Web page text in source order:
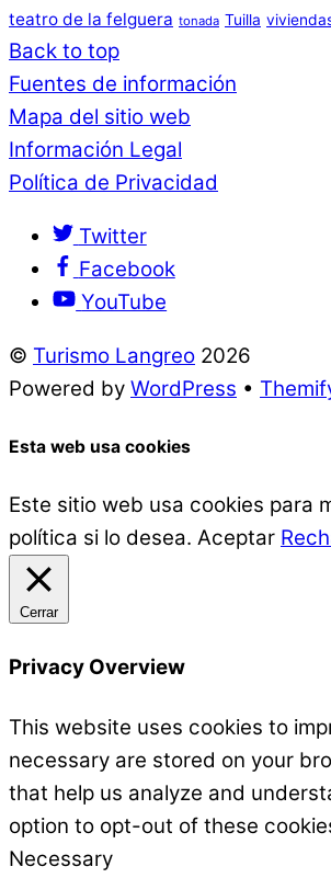
teatro de la felguera tonada Tuilla
Back to top
Fuentes de información
Mapa del sitio web
Información Legal
Política de Privacidad
Twitter
Facebook
YouTube
© Turismo Langreo 2026
Powered by WordPress •
Esta web usa cookies
Este sitio web usa cookies para
política si lo desea. Aceptar
Cerrar
Privacy Overview
This website uses cookies to
necessary are stored on your
that help us analyze and
option to opt-out of these
Necessary